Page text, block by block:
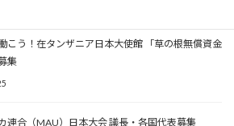
こう！在タンザニア日本大使館 「草の根無償資金
集
連合（MAU）日本大会 議長・各国代表募集